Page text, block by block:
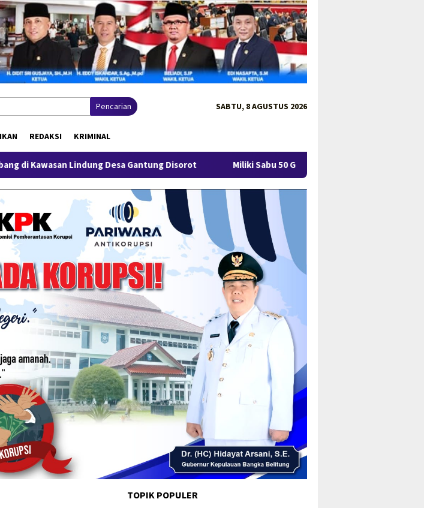
Pencarian SABTU, 8 AGUSTUS 2026
REDAKSI KRIMINAL
Desa Gantung Disorot Miliki Sabu 50 Gram, IRT di Pangkalpinang Ditangkap
TOPIK POPULER